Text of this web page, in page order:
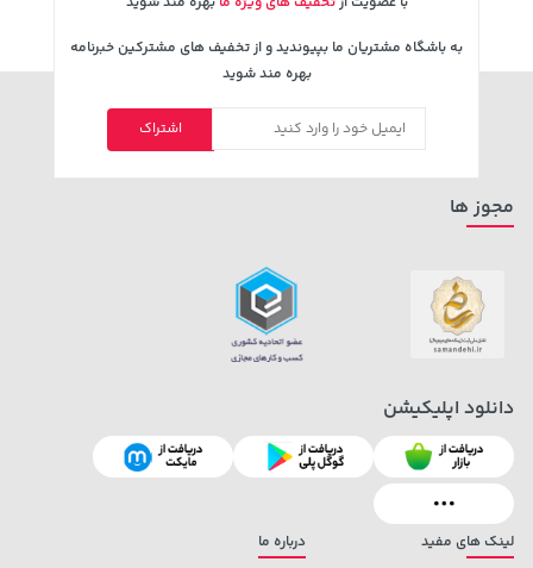
خرید
219,900
به باشگاه مشتریان ما بپیوندید و از تخفیف های مشترکین خبرنامه
بهره مند شوید
اشتراک
لینک های مفید
درباره ما
مجوز ها
دانلود اپلیکیشن